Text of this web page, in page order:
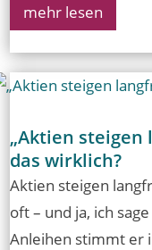
mehr lesen
„Aktien
das wirklich?
Aktien steigen
oft – und ja, ich
Anleihen stimmt er